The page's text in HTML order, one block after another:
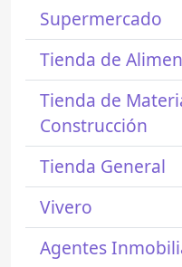
Supermercado
Tienda de
Tienda de
Construcción
Tienda General
Vivero
Agentes